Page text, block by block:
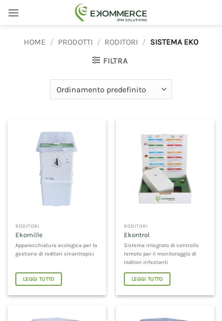
HOME / PRODOTTI / RODITORI / SISTEMA EKO
FILTRA
RODITORI
Ekomille
Apparecchiatura ecologica per la
gestione di roditori sinantropici
LEGGI TUTTO
RODITORI
Ekontrol
Sistema integrato di controllo
remoto per il monitoraggio di
roditori infestanti
LEGGI TUTTO